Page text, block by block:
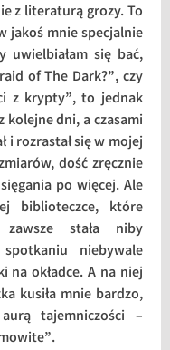
z literaturą grozy. To
jakoś mnie specjalnie
uwielbiałam się bać,
of The Dark?”, czy
z krypty”, to jednak
dni, a czasami
i rozrastał się w mojej
dość zręcznie
po więcej. Ale
biblioteczce, które
zawsze stała niby
niebywale
na okładce. A na niej
kusiła mnie bardzo,
tajemniczości –